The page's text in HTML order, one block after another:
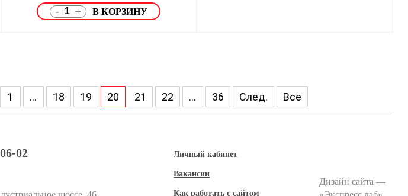
- +
1 ... 18 19 20 21 22 ... 36 След. Все
02 Личный кабинет
Вакансии
Как работать с сайтом
Дизайн сайта —